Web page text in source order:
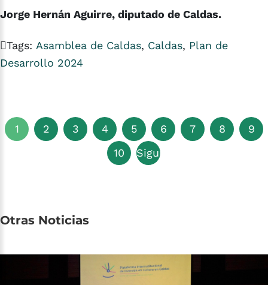
Jorge Hernán Aguirre, diputado de Caldas.
Tags: Asamblea de Caldas, Caldas, Plan de
Desarrollo 2024
1 2 3 4 5 6 7 8
9
10
Siguiente
Otras Noticias